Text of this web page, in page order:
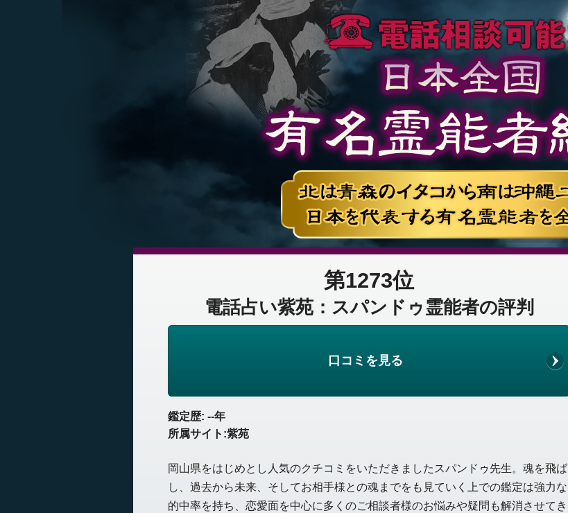
第1273位
電話占い紫苑：スパンドゥ霊能者の評判
口コミを見る
鑑定歴: --年
所属サイト:紫苑
岡山県をはじめとし人気のクチコミをいただきましたスパンドゥ先生。魂を飛ば
し、過去から未来、そしてお相手様との魂までをも見ていく上での鑑定は強力な
的中率を持ち、恋愛面を中心に多くのご相談者様のお悩みや疑問も解消させてき